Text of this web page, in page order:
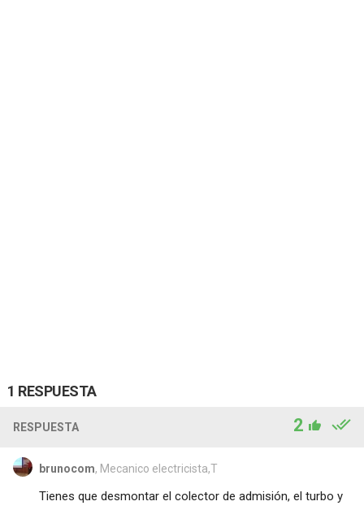
1 RESPUESTA
RESPUESTA 2
brunocom, Mecanico electricista,T
Tienes que desmontar el colector de admisión, el turbo y